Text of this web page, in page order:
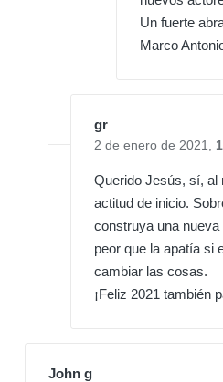
Un fuerte
Marco
gr
2 de enero de 2021,
Querido Jesús, sí, al
actitud de inicio.
construya una
peor que la apatía si
cambiar las cosas.
¡Feliz 2021 también
John g